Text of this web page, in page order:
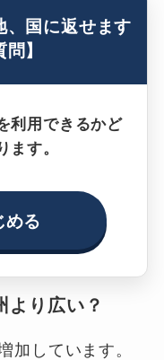
、国に返せます
】
利用できるかど
す。
める
より広い？
加しています。